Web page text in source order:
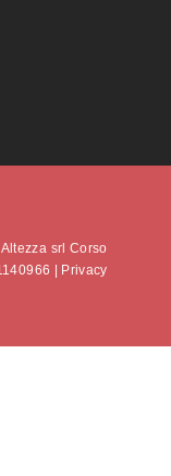
srl Corso
|
Privacy